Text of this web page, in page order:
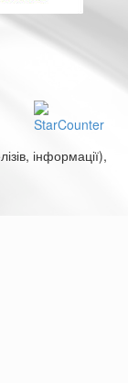
інформації),